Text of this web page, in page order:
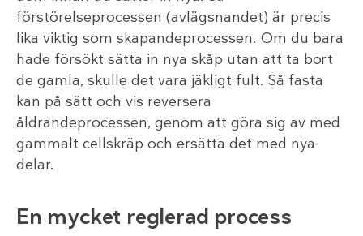
förstörelseprocessen (avlägsnandet) är precis
lika viktig som skapandeprocessen. Om du bara
hade försökt sätta in nya skåp utan att ta bort
de gamla, skulle det vara jäkligt fult. Så fasta
kan på sätt och vis reversera
åldrandeprocessen, genom att göra sig av med
gammalt cellskräp och ersätta det med nya
delar.
En mycket reglerad process